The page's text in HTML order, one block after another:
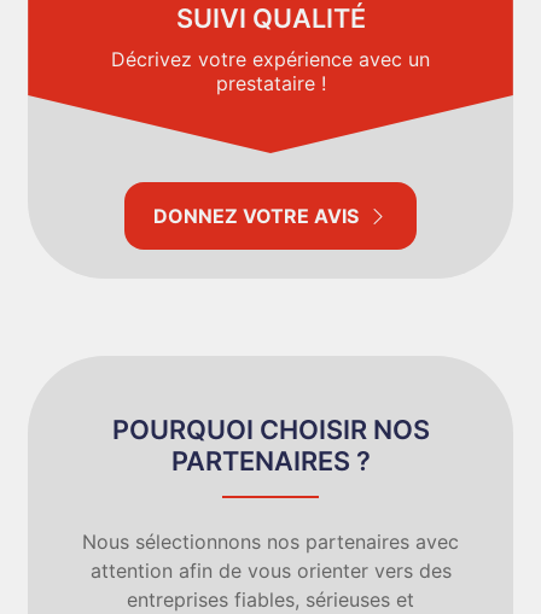
SUIVI QUALITÉ
Décrivez votre expérience avec un
prestataire !
DONNEZ VOTRE AVIS
POURQUOI CHOISIR NOS
PARTENAIRES ?
Nous sélectionnons nos partenaires avec
attention afin de vous orienter vers des
entreprises fiables, sérieuses et